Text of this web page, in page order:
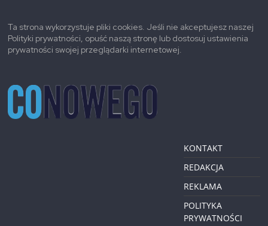
Ta strona wykorzystuje pliki cookies. Jeśli nie akceptujesz naszej
Polityki prywatności, opuść naszą stronę lub dostosuj ustawienia
prywatności swojej przeglądarki internetowej.
KONTAKT
REDAKCJA
REKLAMA
POLITYKA
PRYWATNOŚCI